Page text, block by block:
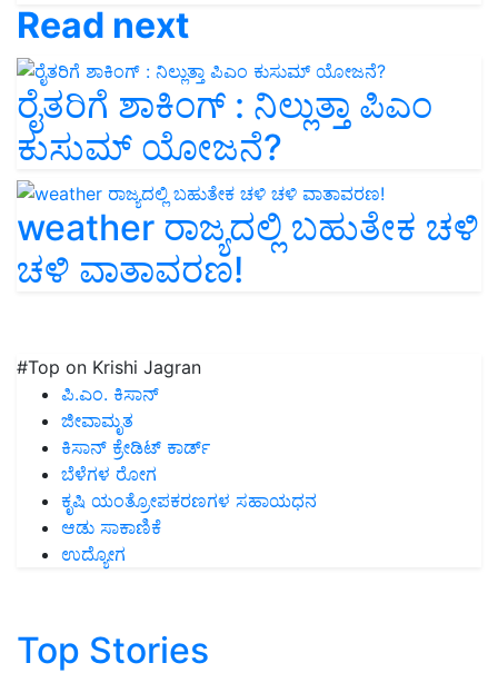
Read next
ರೈತರಿಗೆ ಶಾಕಿಂಗ್‌ : ನಿಲ್ಲುತ್ತಾ ಪಿಎಂ
ಕುಸುಮ್‌ ಯೋಜನೆ?
weather ರಾಜ್ಯದಲ್ಲಿ ಬಹುತೇಕ ಚಳಿ
ಚಳಿ ವಾತಾವರಣ!
#Top on Krishi Jagran
ಪಿ.ಎಂ. ಕಿಸಾನ್
ಜೀವಾಮೃತ
ಕಿಸಾನ್ ಕ್ರೇಡಿಟ್ ಕಾರ್ಡ್
ಬೆಳೆಗಳ ರೋಗ
ಕೃಷಿ ಯಂತ್ರೋಪಕರಣಗಳ ಸಹಾಯಧನ
ಆಡು ಸಾಕಾಣಿಕೆ
ಉದ್ಯೋಗ
Top Stories